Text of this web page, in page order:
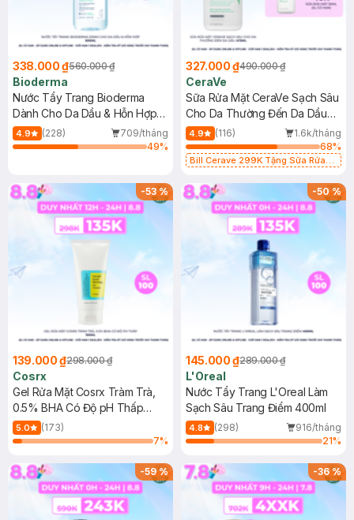
338.000 ₫560.000 ₫
Bioderma
Nước Tẩy Trang Bioderma
Dành Cho Da Dầu & Hỗn Hợp
500ml
4.9 (228)
709/tháng
49%
327.000 ₫490.000 ₫
CeraVe
Sữa Rửa Mặt CeraVe Sạch Sâu
Cho Da Thường Đến Da Dầu
473ml
4.9 (116)
1.6k/tháng
68%
Bill Cerave 299K Tặng Sữa Rửa
-53%
139.000 ₫298.000 ₫
Cosrx
Gel Rửa Mặt Cosrx Tràm Trà,
0.5% BHA Có Độ pH Thấp
150ml
5.0
(173)
7%
-50%
145.000 ₫289.000 ₫
L'Oreal
Nước Tẩy Trang L'Oreal Làm
Sạch Sâu Trang Điểm 400ml
4.8 (298)
916/tháng
21%
-59% -36%